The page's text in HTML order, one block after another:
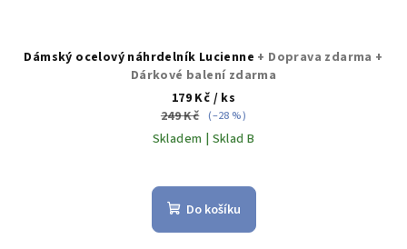
Dámský ocelový náhrdelník Lucienne + Doprava zdarma +
Dárkové balení zdarma
179 Kč / ks
249 Kč (–28 %)
Skladem | Sklad B
hodnocení
produktu
Do košíku